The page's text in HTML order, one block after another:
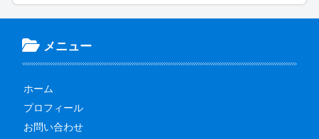
メニュー
ホーム
プロフィール
お問い合わせ